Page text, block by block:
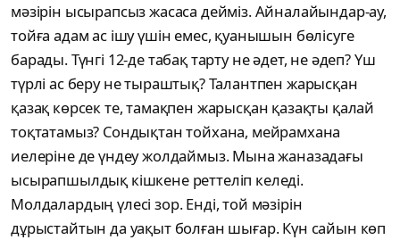
мәзірін ысырапсыз жасаса дейміз. Айналайындар-ау,
тойға адам ас ішу үшін емес, қуанышын бөлісуге
барады. Түнгі 12-де табақ тарту не әдет, не әдеп? Үш
түрлі ас беру не тыраштық? Талантпен жарысқан
қазақ көрсек те, тамақпен жарысқан қазақты қалай
тоқтатамыз? Сондықтан тойхана, мейрамхана
иелеріне де үндеу жолдаймыз. Мына жаназадағы
ысырапшылдық кішкене реттеліп келеді.
Молдалардың үлесі зор. Енді, той мәзірін
дұрыстайтын да уақыт болған шығар. Күн сайын көп